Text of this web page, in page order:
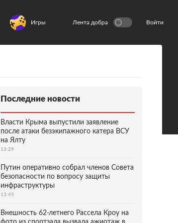
Игры Лента добра Войти
Последние новости
Власти Крыма выпустили заявление
после атаки безэкипажного катера ВСУ
на Ялту
13:29
Путин оперативно собрал членов Совета
безопасности по вопросу защиты
инфраструктуры
13:45
Внешность 62-летнего Рассела Кроу на